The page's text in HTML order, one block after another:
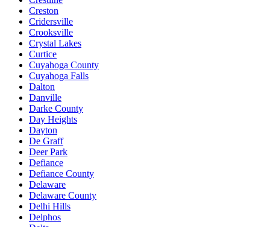
Creston
Cridersville
Crooksville
Crystal Lakes
Curtice
Cuyahoga County
Cuyahoga Falls
Dalton
Danville
Darke County
Day Heights
Dayton
De Graff
Deer Park
Defiance
Defiance County
Delaware
Delaware County
Delhi Hills
Delphos